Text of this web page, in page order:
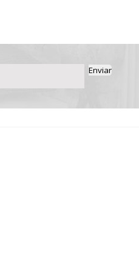
Enviar